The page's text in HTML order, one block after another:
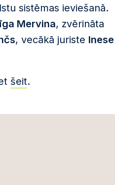
sistēmas ieviešanā.
Mervina, zvērināta
, vecākā juriste Inese
šeit.